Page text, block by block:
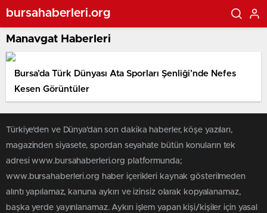
bursahaberleri.org
Manavgat Haberleri
Bursa’da Türk Dünyası Ata Sporları Şenliği’nde Nefes
Kesen Görüntüler
Türkiye'den ve Dünya’dan son dakika haberler, köşe yazıları,
magazinden siyasete, spordan seyahate bütün konuların tek
adresi www.bursahaberleri.org platformunda;
www.bursahaberleri.org haber içerikleri kaynak gösterilmeden
alıntı yapılamaz, kanuna aykırı ve izinsiz olarak kopyalanamaz,
başka yerde yayınlanamaz. Aykırı işlem yapan kişi/kişiler için yasal